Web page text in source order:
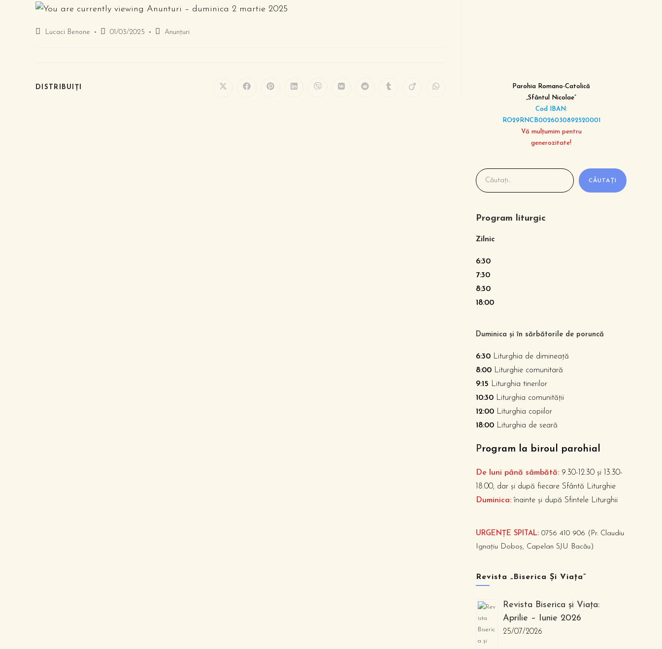
Lucaci Benone 01/03/2025 Anunțuri
DISTRIBUIȚI
Parohia Romano-Catolică
„Sfântul Nicolae”
Cod IBAN:
RO29RNCB0026030892520001
Vă mulțumim pentru
generozitate!
CĂUTAȚI
Program liturgic
Zilnic
6:30
7:30
8:30
18:00
Duminica și în sărbătorile de poruncă
6:30 Liturghia de dimineață
8:00 Liturghie comunitară
9:15 Liturghia tinerilor
10:30 Liturghia comunității
12:00 Liturghia copiilor
18:00 Liturghia de seară
Program la biroul parohial
De luni până sâmbătă: 9.30-12.30 și 13.30-
18.00, dar și după fiecare Sfântă Liturghie
Duminica: înainte și după Sfintele Liturghii
URGENȚE SPITAL: 0756 410 906 (Pr. Claudiu
Ignațiu Doboș, Capelan SJU Bacău)
Revista „Biserica Și Viața”
Revista Biserica și Viața:
Aprilie – Iunie 2026
25/07/2026